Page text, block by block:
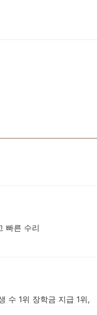
빠른 수리
수 1위 장학금 지급 1위,